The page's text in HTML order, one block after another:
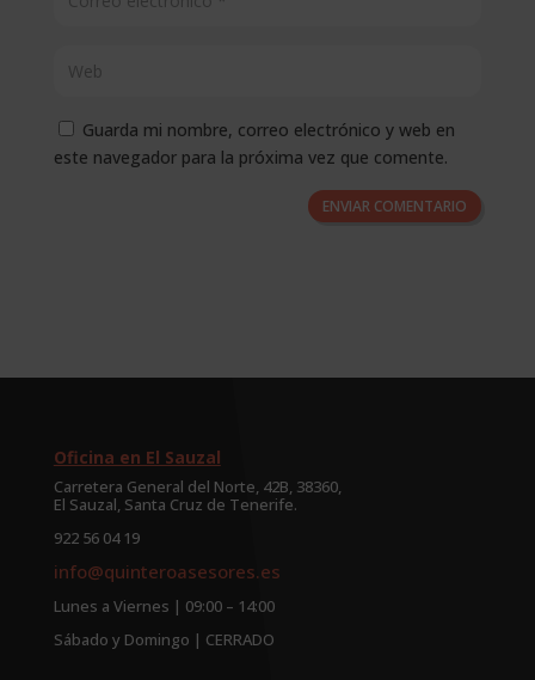
Guarda mi nombre, correo electrónico y web en
este navegador para la próxima vez que comente.
ENVIAR COMENTARIO
Oficina en El Sauzal
Carretera General del Norte, 42B, 38360,
El Sauzal, Santa Cruz de Tenerife.
922 56 04 19
info@quinteroasesores.es
Lunes a Viernes | 09:00 – 14:00
Sábado y Domingo | CERRADO